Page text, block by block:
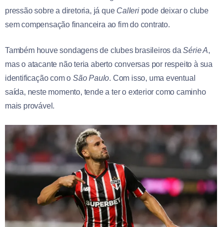
pressão sobre a diretoria, já que Calleripode deixar o clube
sem compensação financeira ao fim do contrato.
Também houve sondagens de clubes brasileiros daSérie A,
mas o atacante não teria aberto conversas por respeito à sua
identificação com oSão Paulo. Com isso, uma eventual
saída, neste momento, tende a ter o exterior como caminho
mais provável.